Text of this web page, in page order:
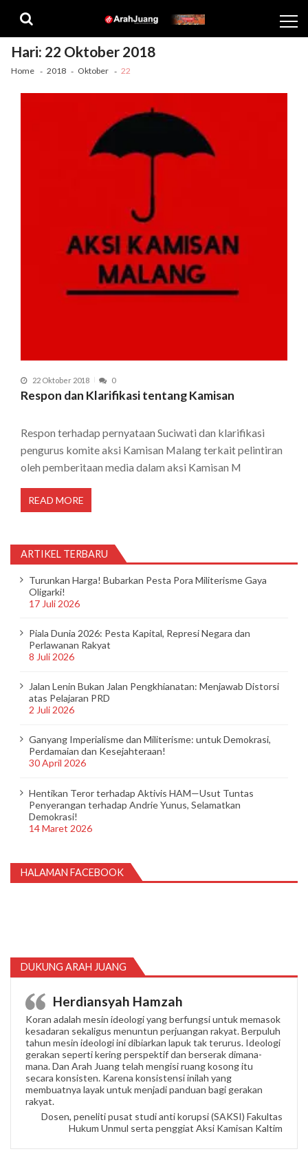
navigation
content
Hari: 22 Oktober 2018
Home 2018 Oktober 22
22 Oktober 2018 0
Respon dan Klarifikasi tentang Kamisan
Respon terhadap pernyataan Suciwati dan klarifikasi
pengurus komite aksi Kamisan Malang terkait pelintiran
oleh pemberitaan media dalam aksi Kamisan M
READ MORE
ARTIKEL TERBARU
Turunkan Harga! Bubarkan Pesta Pora Militerisme Gaya
Oligarki!
17 Juli 2026
Piala Dunia 2026: Pesta Kapital, Represi Negara dan
Perlawanan Rakyat
8 Juli 2026
Jalan Lenin Bukan Jalan Pengkhianatan: Menjawab Distorsi
atas Pelajaran PRD
2 Juli 2026
Ganyang Imperialisme dan Militerisme: untuk Demokrasi,
Perdamaian dan Kesejahteraan!
30 April 2026
Hentikan Teror terhadap Aktivis HAM—Usut Tuntas
Penyerangan terhadap Andrie Yunus, Selamatkan
Demokrasi!
14 Maret 2026
HALAMAN FACEBOOK
DUKUNG ARAH JUANG
Herdiansyah Hamzah
Koran adalah mesin ideologi yang berfungsi untuk memasok
kesadaran sekaligus menuntun perjuangan rakyat. Berpuluh
tahun mesin ideologi ini dibiarkan lapuk tak terurus. Ideologi
gerakan seperti kering perspektif dan berserak dimana-
mana. Dan Arah Juang telah mengisi ruang kosong itu
secara konsisten. Karena konsistensi inilah yang
membuatnya layak untuk menjadi panduan bagi gerakan
rakyat.
Dosen, peneliti pusat studi anti korupsi (SAKSI) Fakultas
Hukum Unmul serta penggiat Aksi Kamisan Kaltim